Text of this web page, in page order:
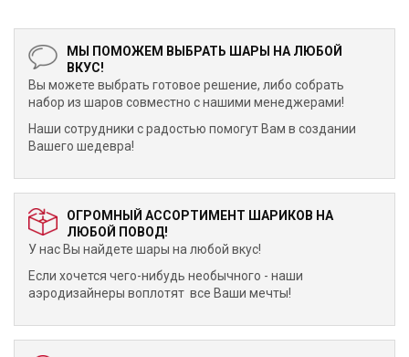
МЫ ПОМОЖЕМ ВЫБРАТЬ ШАРЫ НА ЛЮБОЙ
ВКУС!
Вы можете выбрать готовое решение, либо собрать
набор из шаров совместно с нашими менеджерами!
Наши сотрудники с радостью помогут Вам в создании
Вашего шедевра!
ОГРОМНЫЙ АССОРТИМЕНТ ШАРИКОВ НА
ЛЮБОЙ ПОВОД!
У нас Вы найдете шары на любой вкус!
Если хочется чего-нибудь необычного - наши
аэродизайнеры воплотят все Ваши мечты!